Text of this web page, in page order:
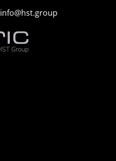
info@hst.group